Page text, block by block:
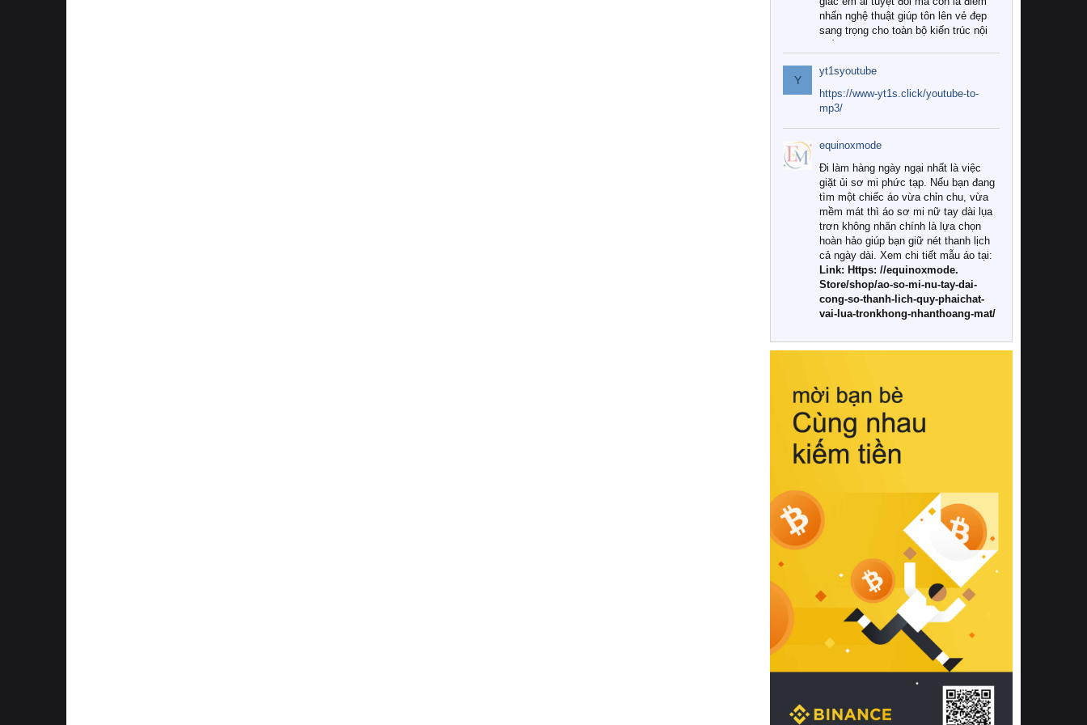
nhấn nghệ thuật giúp tôn lên vẻ đẹp
sang trọng cho toàn bộ kiến trúc nội
Tuy nhiên, giữa thị trường đa dạng
với vô vàn thương hiệu và mẫu mã
như hiện nay, làm thế nào để chọn
được những bộ chăn ga gối đệm cao
cấp thực sự chất lượng, phù hợp với
khí hậu và nhu cầu sử dụng của gia
đình? Hãy cùng chúng tôi đi tìm lời
giải đáp chi tiết qua bài viết dưới đây.
1. Tại sao các gia đình hiện đại lại ưa
chuộng chăn ga gối đệm cao cấp?
Khác với các dòng sản phẩm thông
thường, những bộ chăn ga gối đệm
cao cấp trải qua quy trình sản xuất
nghiêm ngặt từ khâu chọn lọc nguyên
liệu tự nhiên đến công nghệ dệt
nhuộm hiện đại không chứa hóa chất
này, bạn sẽ cảm nhận rõ rệt sự khác
hồi chuẩn xác của phần đệm nâng đỡ
cột sống.
Bên cạnh đó, việc lựa chọn các dòng
sản phẩm đạt chuẩn chất lượng quốc
tế còn giúp ngăn ngừa tình trạng kích
khuẩn và nấm mốc trong điều kiện
thời tiết nóng ẩm. Bạn có thể tìm hiểu
thêm các nghiên cứu khoa học về tác
động của giấc ngủ và môi trường
phòng ngủ đối với sức khỏe con
người tại Sleep Foundation (External
Link) để có cái nhìn toàn diện hơn.
2. Các tiêu chí vàng khi lựa chọn
chăn ga gối đệm cao cấp cho phòng
ngủ
Để sở hữu một bộ chăn ga gối đệm
cao cấp hoàn hảo cả về thẩm mỹ lẫn
công năng, người tiêu dùng cần cân
nhắc kỹ lưỡng các tiêu chí quan trọng
Y
yt1syoutube
https://www-yt1s.click/youtube-to-
mp3/
equinoxmode
Đi làm hàng ngày ngại nhất là việc
giặt ủi sơ mi phức tạp. Nếu bạn đang
tìm một chiếc áo vừa chỉn chu, vừa
mềm mát thì áo sơ mi nữ tay dài lụa
trơn không nhăn chính là lựa chọn
hoàn hảo giúp bạn giữ nét thanh lịch
cả ngày dài. Xem chi tiết mẫu áo tại:
Link: Https: //equinoxmode.
Store/shop/ao-so-mi-nu-tay-dai-
cong-so-thanh-lich-quy-phaichat-
vai-lua-tronkhong-nhanthoang-mat/